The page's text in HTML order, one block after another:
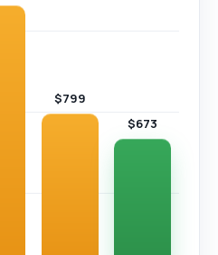
$799
$673